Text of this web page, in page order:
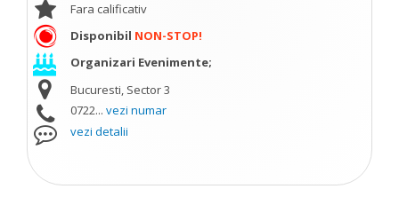
Fara calificativ
Disponibil NON-STOP!
Organizari Evenimente;
Bucuresti, Sector 3
0722... vezi numar
vezi detalii